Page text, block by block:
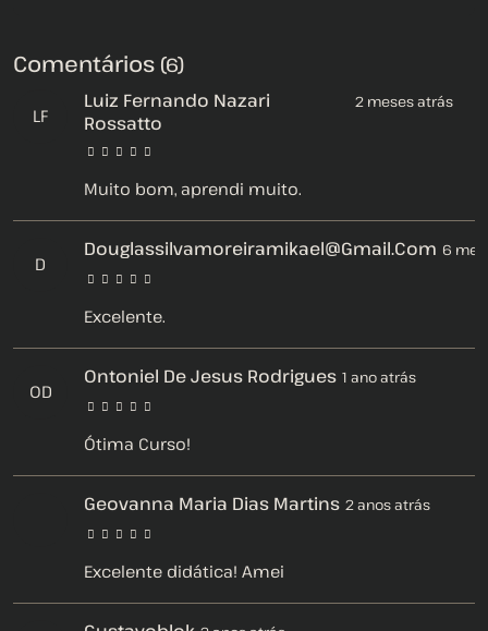
Comentários (6)
LF
Luiz Fernando Nazari
Rossatto
2 meses atrás
Muito bom, aprendi muito.
D
Douglassilvamoreiramikael@gmail.com 6
Excelente.
OD
Ontoniel De Jesus Rodrigues 1 ano atrás
Ótima Curso!
Geovanna Maria Dias Martins 2 anos atrás
Excelente didática! Amei